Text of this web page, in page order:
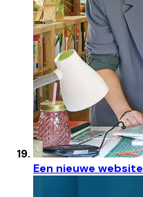
Een nieuwe website